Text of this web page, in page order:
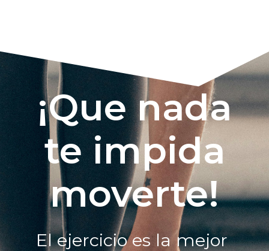
¡Que nada
te impida
moverte!
El ejercicio es la mejor